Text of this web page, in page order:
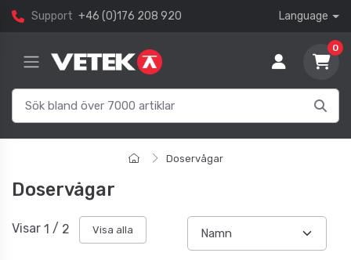
Support +46 (0)176 208 920 Language
0
Doservågar
Doservågar
Visar 1 / 2 Visa alla